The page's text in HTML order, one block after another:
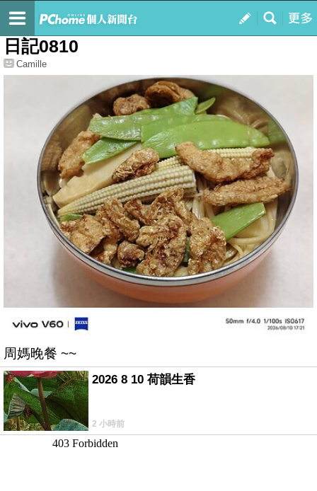
我的
最新文章
日記0810
Camille
周媽晚餐 ~~
2026 8 10 荷韻生香
2 小時前